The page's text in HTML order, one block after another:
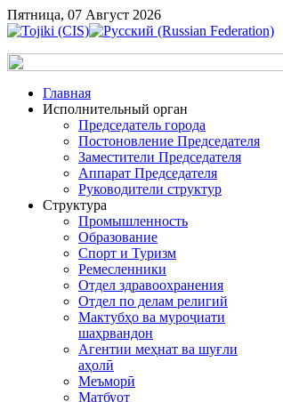
Пятница, 07 Август 2026
Главная
Исполнительный орган
Председатель города
Постоновление Председателя
Заместители Председателя
Аппарат Председателя
Руководители структур
Структура
Промышленность
Образование
Спорт и Туризм
Ремесленники
Отдел здравоохранения
Отдел по делам религий
Мактубҳо ва муроҷиати
шаҳрвандон
Агентии меҳнат ва шуғли
аҳолӣ
Меъморӣ
Матбуот